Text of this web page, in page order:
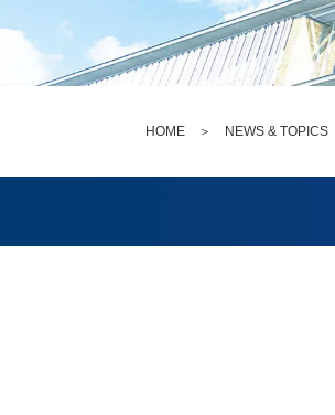
HOME ＞ NEWS & TOPICS